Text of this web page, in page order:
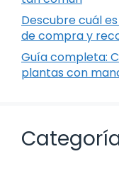
Descubre cuál
de compra y
Guía completa:
plantas con